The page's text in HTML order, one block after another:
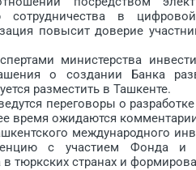
сотрудничества в
повысит доверие
министерства
о создании Банка
разместить в Ташкенте.
переговоры о
время ожидаются
международного
с участием Фонда
тюркских странах и